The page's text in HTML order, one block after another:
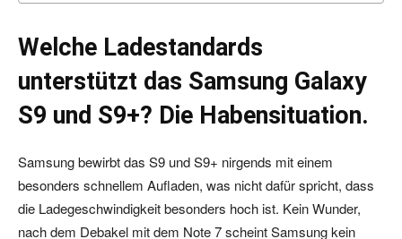
Welche Ladestandards
unterstützt das Samsung Galaxy
S9 und S9+? Die Habensituation.
Samsung bewirbt das S9 und S9+ nirgends mit einem
besonders schnellem Aufladen, was nicht dafür spricht, dass
die Ladegeschwindigkeit besonders hoch ist. Kein Wunder,
nach dem Debakel mit dem Note 7 scheint Samsung kein